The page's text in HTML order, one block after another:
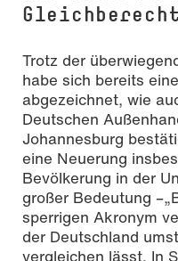
Trotz der
habe sich bereits
abgezeichnet, wie
Deutschen
Johannesburg
eine Neuerung
Bevölkerung in der
großer Bedeutung
sperrigen Akronym
der Deutschland
vergleichen lässt. In